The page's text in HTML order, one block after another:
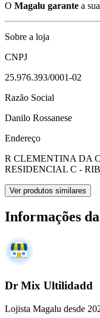
O Magalu garante a
Sobre a loja
CNPJ
25.976.393/0001-02
Razão Social
Danilo Rossanese
Endereço
R CLEMENTINA DA
RESIDENCIAL C -
Ver produtos similares
Informações
Dr Mix Ultilidadd
Lojista Magalu desde